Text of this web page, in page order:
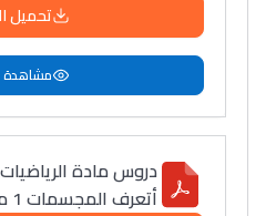
تحميل
مشاهدة
دروس مادة
أتعرف المجسمات 1 من إعداد رشيد العوفير